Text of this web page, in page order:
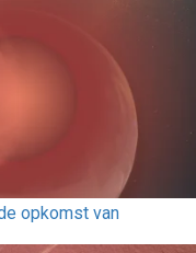
opkomst van